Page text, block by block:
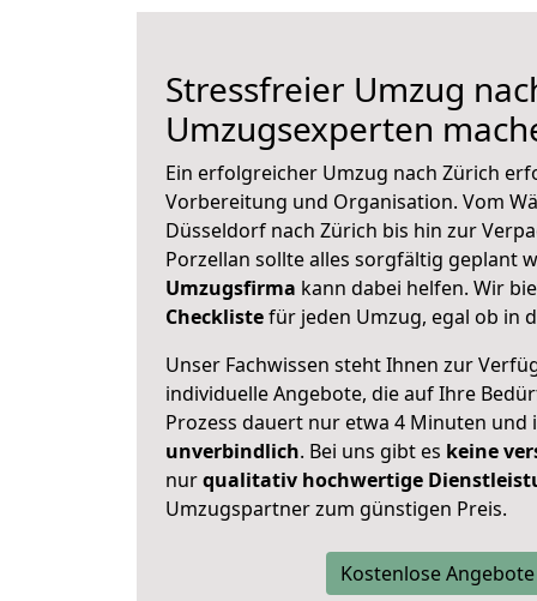
Stressfreier Umzug
Umzugsexperten
Ein erfolgreicher Umzug nach Zürich
Vorbereitung und Organisation. Vom
Düsseldorf nach Zürich bis hin zur
Porzellan sollte alles sorgfältig geplant
Umzugsfirma kann dabei helfen. Wir
Checklistefür jeden Umzug, egal ob in
Unser Fachwissen steht Ihnen zur
individuelle Angebote, die auf Ihre
Prozess dauert nur etwa 4 Minuten und
unverbindlich. Bei uns gibt es keine
nurqualitativ hochwertige
Umzugspartner zum günstigen Preis.
Kostenlose